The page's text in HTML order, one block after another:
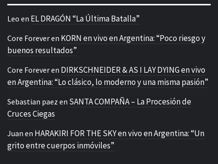
Leo en EL DRAGÓN “La Última Batalla”
Core Foreveren KORN en vivo en Argentina: “Poco riesgo y
buenos resultados”
Core Foreveren DIRKSCHNEIDER & AS I LAY DYING en vivo
en Argentina: “Lo clásico, lo moderno y una misma pasión”
Sebastian paez en SANTA COMPAÑA – La Procesión de
Cruces Ciegas
Juan en HARAKIRI FOR THE SKY en vivo en Argentina: “Un
grito entre cuerpos inmóviles”